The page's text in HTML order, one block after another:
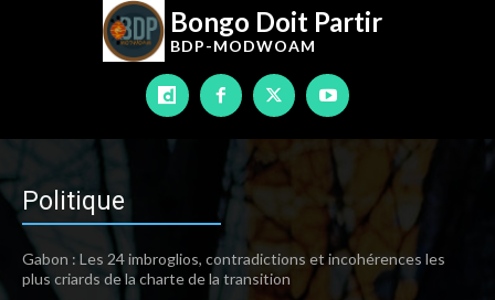
Bongo Doit Partir
BDP-MODWOAM
Politique
Gabon : Les 24 imbroglios, contradictions et incohérences les
plus criards de la charte de la transition